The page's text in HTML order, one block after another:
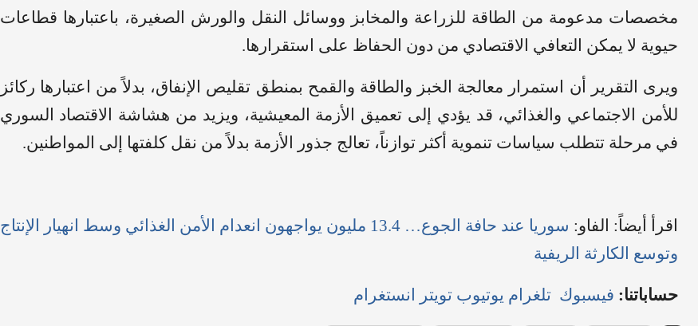
مخصصات مدعومة من الطاقة للزراعة والمخابز ووسائل النقل والورش الصغيرة، باعتبارها قطاعات
حيوية لا يمكن التعافي الاقتصادي من دون الحفاظ على استقرارها.
ويرى التقرير أن استمرار معالجة الخبز والطاقة والقمح بمنطق تقليص الإنفاق، بدلاً من اعتبارها ركائز
للأمن الاجتماعي والغذائي، قد يؤدي إلى تعميق الأزمة المعيشية، ويزيد من هشاشة الاقتصاد السوري
في مرحلة تتطلب سياسات تنموية أكثر توازناً، تعالج جذور الأزمة بدلاً من نقل كلفتها إلى المواطنين.
اقرأ أيضاً: الفاو:
سوريا عند حافة الجوع… 13.4 مليون يواجهون انعدام الأمن الغذائي وسط انهيار الإنتاج
وتوسع الكارثة الريفية
حساباتنا: فيسبوك تلغرام يوتيوب تويتر انستغرام